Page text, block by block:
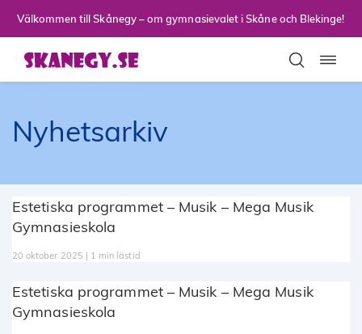
Välkommen till Skånegy – om gymnasievalet i Skåne och Blekinge!
Nyhetsarkiv
Estetiska programmet – Musik – Mega Musik
Gymnasieskola
20 oktober 2025 | 1 min lästid
Estetiska programmet – Musik – Mega Musik
Gymnasieskola